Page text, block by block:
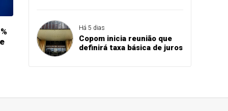
Há 5 dias
Copom inicia reunião que
definirá taxa básica de juros